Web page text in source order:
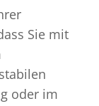
Sie mit
oder im